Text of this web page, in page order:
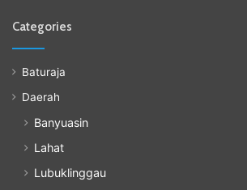
Categories
Baturaja
Daerah
Banyuasin
Lahat
Lubuklinggau